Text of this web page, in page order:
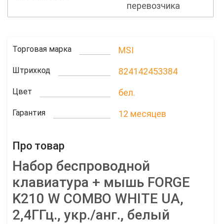
перевозчика
Торговая марка MSI
Штрихкод 824142453384
Цвет бел.
Гарантия 12 месяцев
Про товар
Набор беспроводной
клавиатура + мышь FORGE
K210 W COMBO WHITE UA,
2,4ГГц., укр./анг., белый